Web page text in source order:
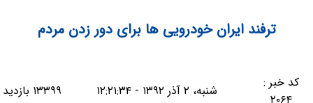
ترفند ایران خودرویی ها برای دور زدن مردم
کد خبر :
شنبه، ۲ آذر ۱۳۹۲ - ۱۲:۲۱:۳۴ ۱۳۳۹۹ بازدید